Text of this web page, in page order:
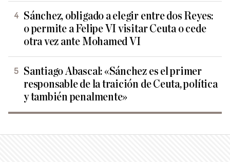
Sánchez, obligado a elegir entre dos Reyes:
o permite a Felipe VI visitar Ceuta o cede
otra vez ante Mohamed VI
Santiago Abascal: «Sánchez es el primer
responsable de la traición de Ceuta, política
y también penalmente»